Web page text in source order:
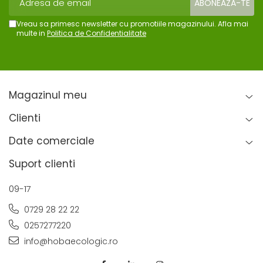
Vreau sa primesc newsletter cu promotiile magazinului. Afla mai
multe in Politica de Confidentialitate
Magazinul meu
Clienti
Date comerciale
Suport clienti
09-17
0729 28 22 22
0257277220
info@hobaecologic.ro